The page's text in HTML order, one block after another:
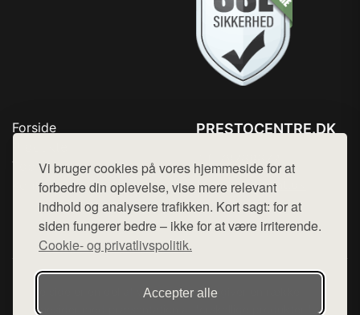
Vi bruger cookies på vores hjemmeside for at
forbedre din oplevelse, vise mere relevant
indhold og analysere trafikken. Kort sagt: for at
siden fungerer bedre – ikke for at være irriterende.
Cookie- og privatlivspolitik.
Accepter alle
Forside
Top Rabatter
Kontakt
PRESTOCENTRE.DK
Mail: hej@want.dk
Cookie- og privatlivspolitik
Denne side er en del af want.dk, der udgiver en række
hjemmesider med præsentation af forskellige produkter fra